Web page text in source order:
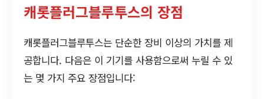
캐롯플러그블루투스의 장점
캐롯플러그블루투스는 단순한 장비 이상의 가치를 제
공합니다. 다음은 이 기기를 사용함으로써 누릴 수 있
는 몇 가지 주요 장점입니다: